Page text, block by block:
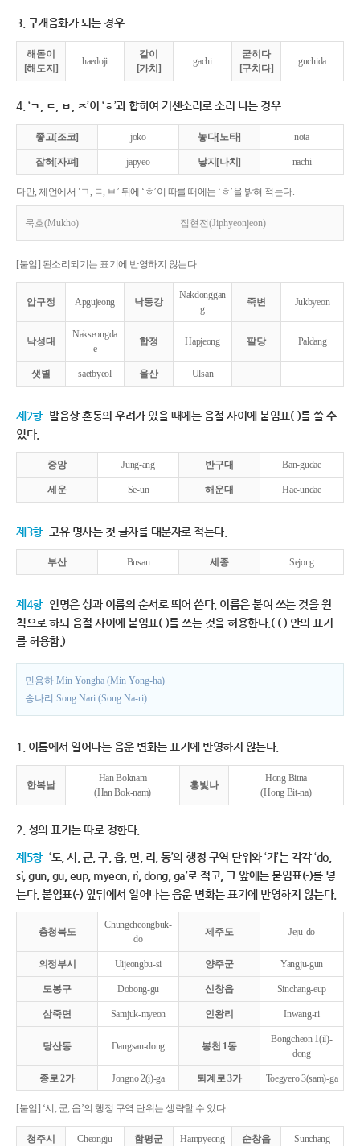
3. 구개음화가 되는 경우
해돋이
[해도지]
haedoji
같이
[가치]
gachi
굳히다
[구치다]
guchida
4. ‘ㄱ, ㄷ, ㅂ, ㅈ’이 ‘ㅎ’과 합하여 거센소리로 소리 나는 경우
좋고[조코] joko 놓다[노타] nota
잡혀[자펴] japyeo 낳지[나치] nachi
다만, 체언에서 ‘ㄱ, ㄷ, ㅂ’ 뒤에 ‘ㅎ’이 따를 때에는 ‘ㅎ’을 밝혀 적는다.
묵호(Mukho) 집현전(Jiphyeonjeon)
[붙임] 된소리되기는 표기에 반영하지 않는다.
압구정 Apgujeong 낙동강
Nakdonggan
g
죽변 Jukbyeon
낙성대
Nakseongda
e
합정 Hapjeong 팔당 Paldang
샛별 saetbyeol 울산 Ulsan
제2항 발음상 혼동의 우려가 있을 때에는 음절 사이에 붙임표(-)를 쓸 수
있다.
중앙 Jung-ang 반구대 Ban-gudae
세운 Se-un 해운대 Hae-undae
제3항 고유 명사는 첫 글자를 대문자로 적는다.
부산 Busan 세종 Sejong
제4항 인명은 성과 이름의 순서로 띄어 쓴다. 이름은 붙여 쓰는 것을 원
칙으로 하되 음절 사이에 붙임표(-)를 쓰는 것을 허용한다.( ( ) 안의 표기
를 허용함.)
민용하 Min Yongha (Min Yong-ha)
송나리 Song Nari (Song Na-ri)
1. 이름에서 일어나는 음운 변화는 표기에 반영하지 않는다.
한복남
Han Boknam
(Han Bok-nam)
홍빛나
Hong Bitna
(Hong Bit-na)
2. 성의 표기는 따로 정한다.
제5항 ‘도, 시, 군, 구, 읍, 면, 리, 동’의 행정 구역 단위와 ‘가’는 각각 ‘do,
si, gun, gu, eup, myeon, ri, dong, ga’로 적고, 그 앞에는 붙임표(-)를 넣
는다. 붙임표(-) 앞뒤에서 일어나는 음운 변화는 표기에 반영하지 않는다.
충청북도
Chungcheongbuk-
do
제주도 Jeju-do
의정부시 Uijeongbu-si 양주군 Yangju-gun
도봉구 Dobong-gu 신창읍 Sinchang-eup
삼죽면 Samjuk-myeon 인왕리 Inwang-ri
당산동 Dangsan-dong 봉천 1동
Bongcheon 1(il)-
dong
종로 2가 Jongno 2(i)-ga 퇴계로 3가 Toegyero 3(sam)-ga
[붙임] ‘시, 군, 읍’의 행정 구역 단위는 생략할 수 있다.
청주시 Cheongju 함평군 Hampyeong 순창읍 Sunchang